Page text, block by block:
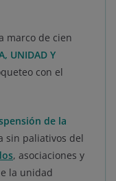
marco de cien
UNIDAD Y
con el
de la
sin paliativos del
, asociaciones y
la unidad